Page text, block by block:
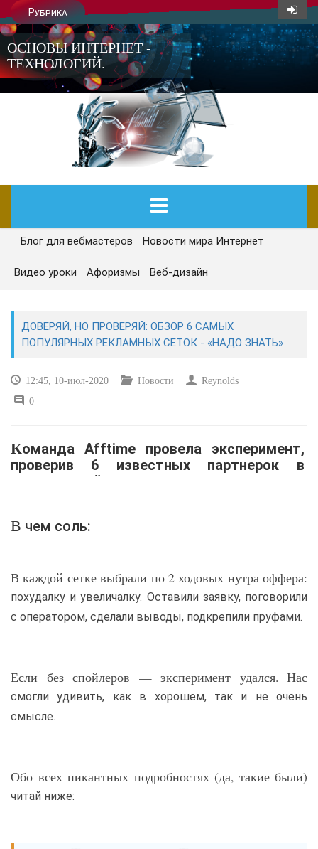
Рубрика
ОСНОВЫ ИНТЕРНЕТ -
ТЕХНОЛОГИЙ.
ГЛАВНАЯ
СЕГОДНЯ
РЕМОНТ И СОВЕТЫ
УЧЕБНИК CSS
Блог для вебмастеров Новости мира Интернет
Видео уроки Афоризмы Веб-дизайн
ДОВЕРЯЙ, НО ПРОВЕРЯЙ: ОБЗОР 6 САМЫХ
ПОПУЛЯРНЫХ РЕКЛАМНЫХ СЕТОК - «НАДО ЗНАТЬ»
12:45, 10-июл-2020 Новости
Reynolds
0
Команда Afftime провела эксперимент,
проверив 6 известных партнерок в
качестве тайного покупателя.
В чем соль:
В каждой сетке выбрали по 2 ходовых нутра оффера:
похудалку и увеличалку. Оставили заявку, поговорили
с оператором, сделали выводы, подкрепили пруфами.
Если без спойлеров — эксперимент удался. Нас
смогли удивить, как в хорошем, так и не очень
смысле.
Обо всех пикантных подробностях (да, такие были)
читай ниже: